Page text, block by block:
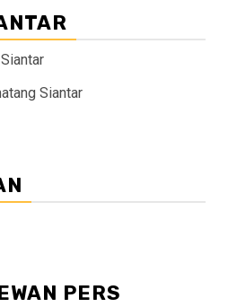
Siantar
PERS